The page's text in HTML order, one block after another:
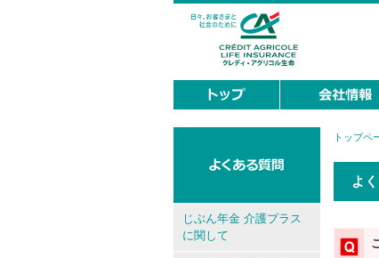
現
トップペ
よ
じぶん年金 介護プラス
に関して